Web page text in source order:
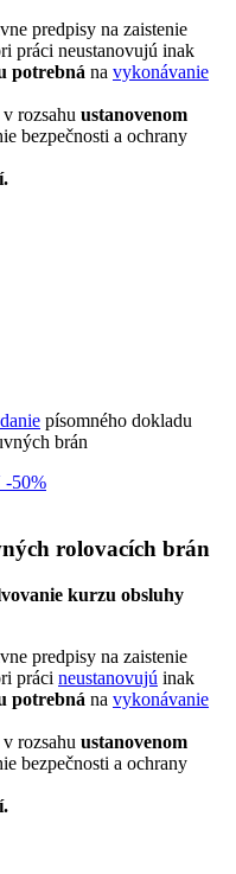
predpisy na zaistenie
práci neustanovujú inak
potrebná na vykonávanie
rozsahu ustanovenom
bezpečnosti a ochrany
písomného dokladu
brán
-50%
rolovacích brán​
kurzu obsluhy
predpisy na zaistenie
práci neustanovujú inak
potrebná na vykonávanie
rozsahu ustanovenom
bezpečnosti a ochrany